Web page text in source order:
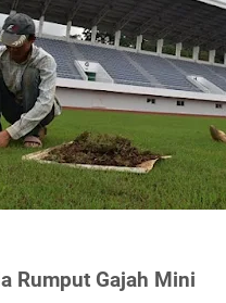
Rumput Gajah Mini